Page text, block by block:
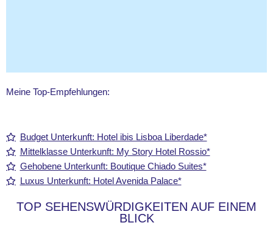
Meine Top-Empfehlungen:
Budget Unterkunft: Hotel ibis Lisboa Liberdade*
Mittelklasse Unterkunft: My Story Hotel Rossio*
Gehobene Unterkunft: Boutique Chiado Suites*
Luxus Unterkunft: Hotel Avenida Palace*
TOP SEHENSWÜRDIGKEITEN AUF EINEM
BLICK